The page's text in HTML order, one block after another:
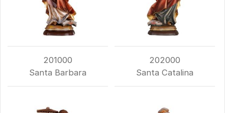
201000
Santa Barbara
202000
Santa Catalina